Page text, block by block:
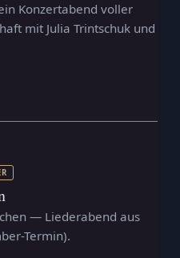
Konzertabend voller
mit Julia Trintschuk und
— Liederabend aus
Termin).